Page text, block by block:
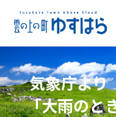
気象庁よ
「大雨のと